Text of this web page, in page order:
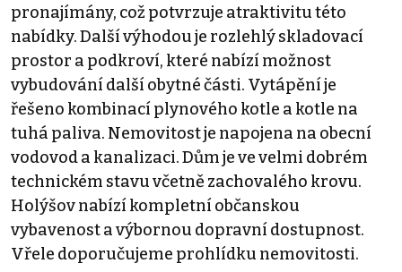
pronajímány, což potvrzuje atraktivitu této
nabídky. Další výhodou je rozlehlý skladovací
prostor a podkroví, které nabízí možnost
vybudování další obytné části. Vytápění je
řešeno kombinací plynového kotle a kotle na
tuhá paliva. Nemovitost je napojena na obecní
vodovod a kanalizaci. Dům je ve velmi dobrém
technickém stavu včetně zachovalého krovu.
Holýšov nabízí kompletní občanskou
vybavenost a výbornou dopravní dostupnost.
Vřele doporučujeme prohlídku nemovitosti.